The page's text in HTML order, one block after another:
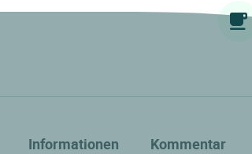
Informationen Kommentar